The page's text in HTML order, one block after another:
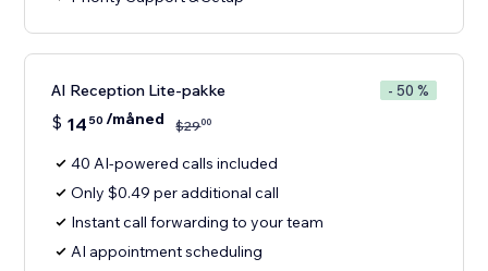
AI Reception Lite-pakke - 50 %
$ 14 50 /måned $2900
40 AI-powered calls included
Only $0.49 per additional call
Instant call forwarding to your team
AI appointment scheduling